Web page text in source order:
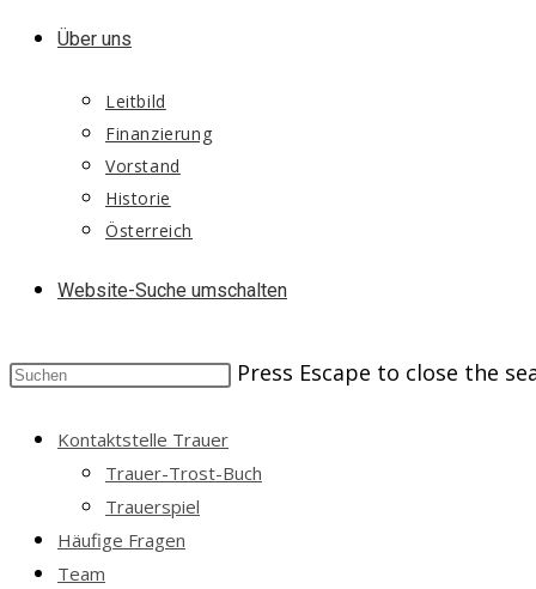
Über uns
Leitbild
Finanzierung
Vorstand
Historie
Österreich
Website-Suche umschalten
Press Escape to close the
Kontaktstelle Trauer
Trauer-Trost-Buch
Trauerspiel
Häufige Fragen
Team